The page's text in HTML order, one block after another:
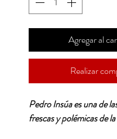
Agregar al
Realizar
Pedro Insúa es una de
frescas y polémicas de